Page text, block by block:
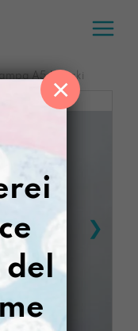
A5 Meraki
del
×